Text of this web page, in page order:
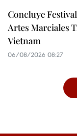
Concluye
Artes Marciales
Vietnam
06/08/2026 08:27